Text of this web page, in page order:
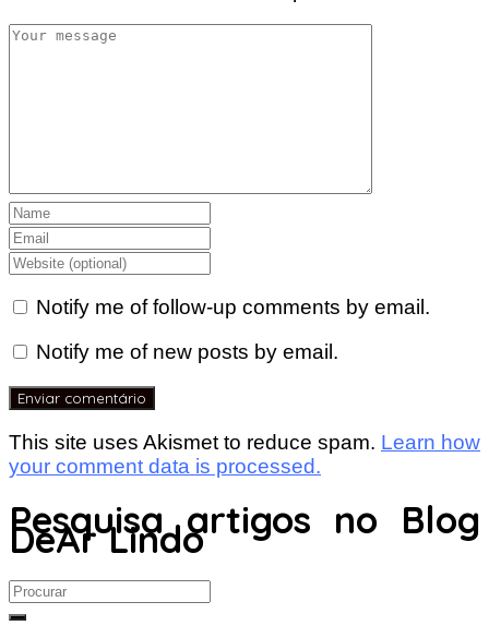
Notify me of follow-up comments by email.
Notify me of new posts by email.
This site uses Akismet to reduce spam. Learn how
your comment data is processed.
Pesquisa artigos no Blog
DeAr Lindo
Search
for: